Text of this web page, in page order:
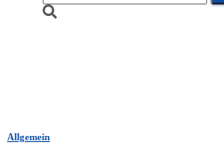
nach:
Allgemein